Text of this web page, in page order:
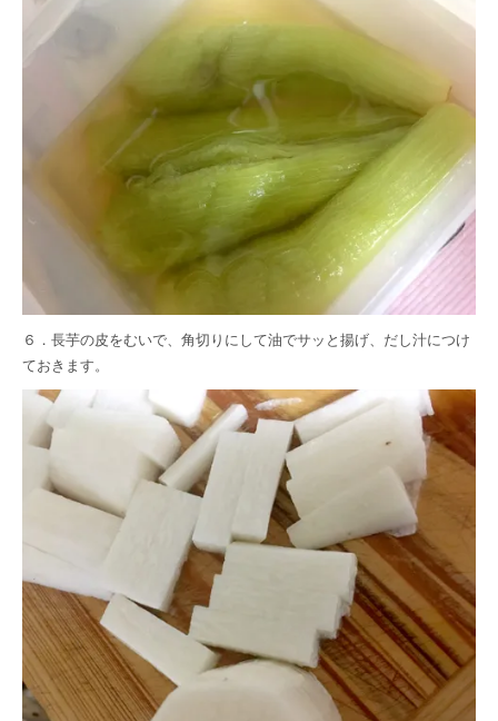
６．長芋の皮をむいで、角切りにして油でサッと揚げ、だし汁につけ
ておきます。